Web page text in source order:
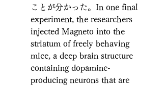
ことが分かった。In one final
experiment, the researchers
injected Magneto into the
striatum of freely behaving
mice, a deep brain structure
containing dopamine-
producing neurons that are